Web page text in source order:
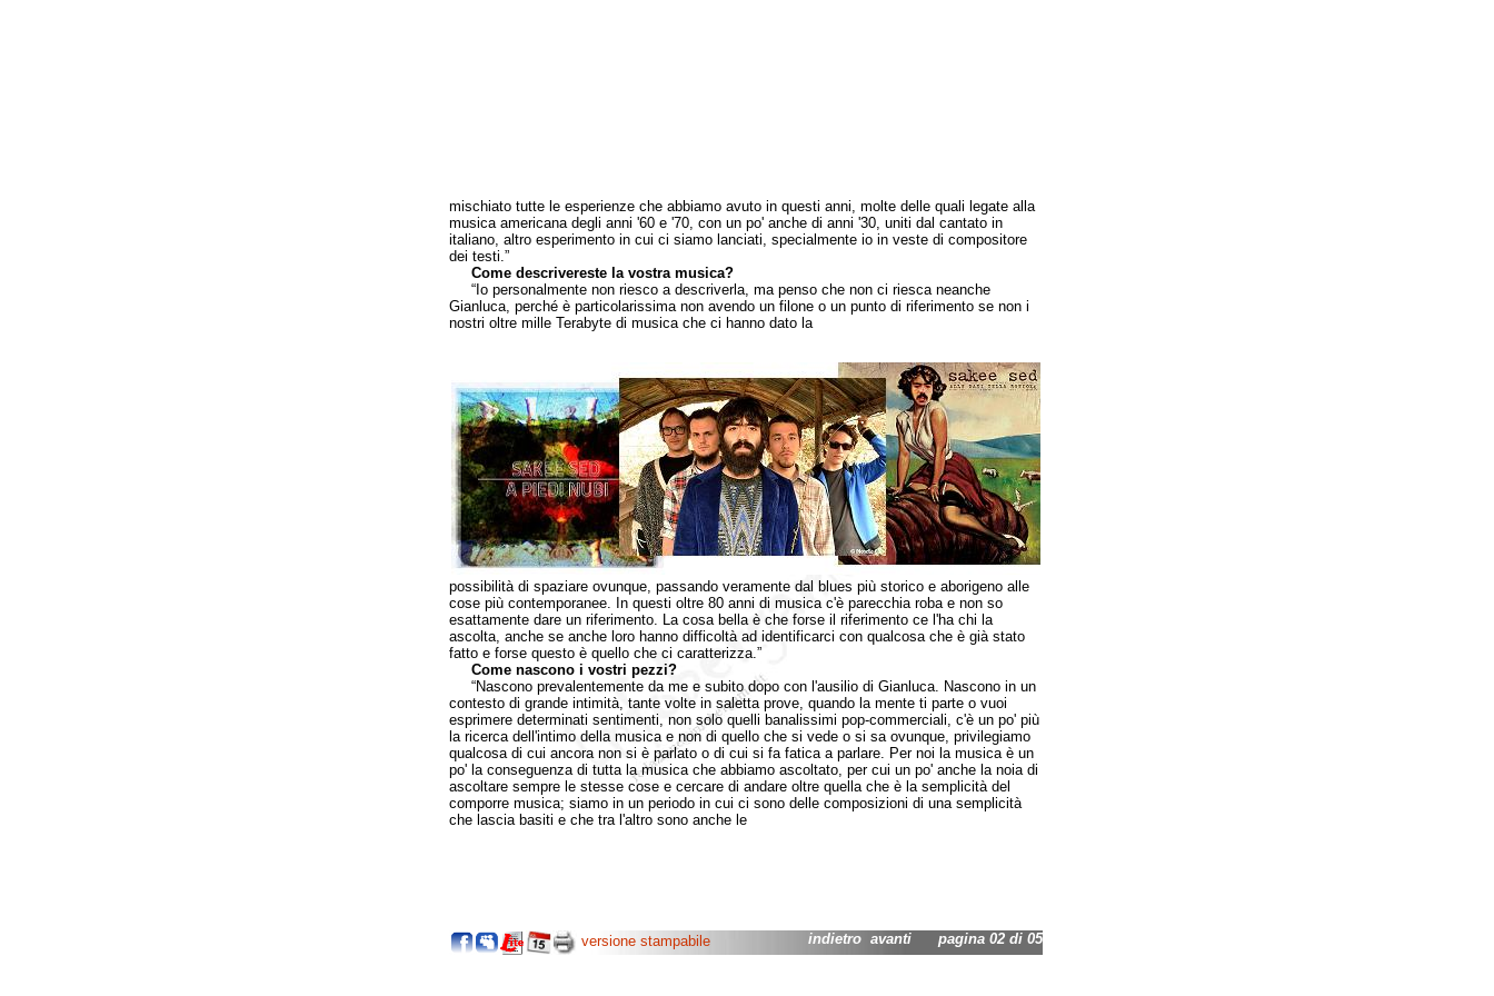
mischiato tutte le esperienze che abbiamo avuto in questi anni, molte delle quali legate alla
musica americana degli anni '60 e '70, con un po' anche di anni '30, uniti dal cantato in
italiano, altro esperimento in cui ci siamo lanciati, specialmente io in veste di compositore
dei testi.”
Come descrivereste la vostra musica?
“Io personalmente non riesco a descriverla, ma penso che non ci riesca neanche
Gianluca, perché è particolarissima non avendo un filone o un punto di riferimento se non i
nostri oltre mille Terabyte di musica che ci hanno dato la
possibilità di spaziare ovunque, passando veramente dal blues più storico e aborigeno alle
cose più contemporanee. In questi oltre 80 anni di musica c'è parecchia roba e non so
esattamente dare un riferimento. La cosa bella è che forse il riferimento ce l'ha chi la
ascolta, anche se anche loro hanno difficoltà ad identificarci con qualcosa che è già stato
fatto e forse questo è quello che ci caratterizza.”
Come nascono i vostri pezzi?
“Nascono prevalentemente da me e subito dopo con l'ausilio di Gianluca. Nascono in un
contesto di grande intimità, tante volte in saletta prove, quando la mente ti parte o vuoi
esprimere determinati sentimenti, non solo quelli banalissimi pop-commerciali, c'è un po' più
la ricerca dell'intimo della musica e non di quello che si vede o si sa ovunque, privilegiamo
qualcosa di cui ancora non si è parlato o di cui si fa fatica a parlare. Per noi la musica è un
po' la conseguenza di tutta la musica che abbiamo ascoltato, per cui un po' anche la noia di
ascoltare sempre le stesse cose e cercare di andare oltre quella che è la semplicità del
comporre musica; siamo in un periodo in cui ci sono delle composizioni di una semplicità
che lascia basiti e che tra l'altro sono anche le
versione stampabile indietro avantipagina 02 di 05